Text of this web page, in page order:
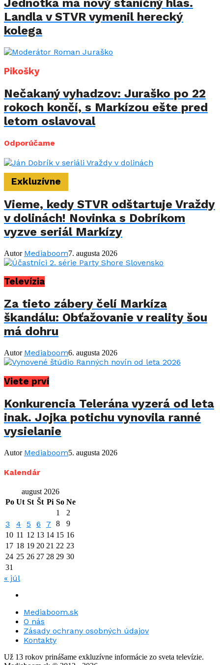
Jednotka má nový staničný hlas.
Landla v STVR vymenil herecký
kolega
Pikošky
Nečakaný vyhadzov: Juraško po 22
rokoch končí, s Markízou ešte pred
letom oslavoval
Odporúčame
Exkluzívne
Vieme, kedy STVR odštartuje Vraždy
v dolinách! Novinka s Dobríkom
vyzve seriál Markízy
Autor Mediaboom7. augusta 2026
Televízia
Za tieto zábery čelí Markíza
škandálu: Obťažovanie v reality šou
má dohru
Autor Mediaboom6. augusta 2026
Viete prví
Konkurencia Telerána vyzerá od leta
inak. Jojka potichu vynovila ranné
vysielanie
Autor Mediaboom5. augusta 2026
Kalendár
august 2026
Po Ut St Št Pi So Ne
1
2
3 4 5 6 7 8
9
10 11 12 13 14 15 16
17 18 19 20 21 22 23
24 25 26 27 28 29 30
31
« júl
Mediaboom.sk
O nás
Zásady ochrany osobných údajov
Kontakty
Už 13 rokov prinášame exkluzívne informácie zo sveta televízie.